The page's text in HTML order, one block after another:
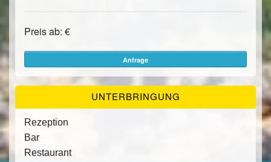
Preis ab: €
Anfrage
UNTERBRINGUNG
Rezeption
Bar
Restaurant